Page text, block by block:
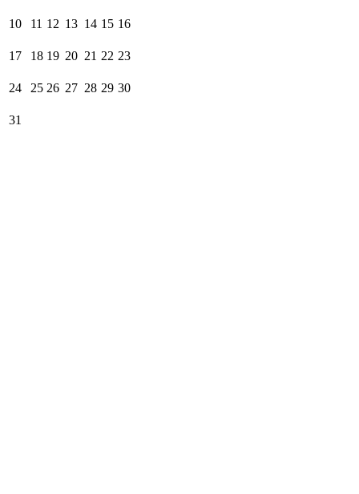
10 11 12 13 14 15 16
17 18 19 20 21 22 23
24 25 26 27 28 29 30
31